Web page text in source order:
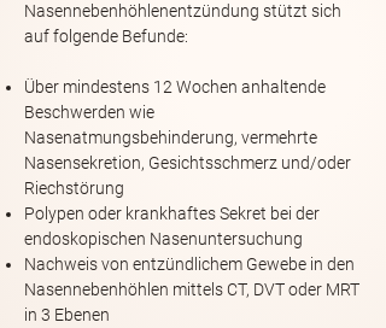
Nasennebenhöhlenentzündung stützt sich
auf folgende Befunde:
Über mindestens 12 Wochen anhaltende
Beschwerden wie
Nasenatmungsbehinderung, vermehrte
Nasensekretion, Gesichtsschmerz und/oder
Riechstörung
Polypen oder krankhaftes Sekret bei der
endoskopischen Nasenuntersuchung
Nachweis von entzündlichem Gewebe in den
Nasennebenhöhlen mittels CT, DVT oder MRT
in 3 Ebenen